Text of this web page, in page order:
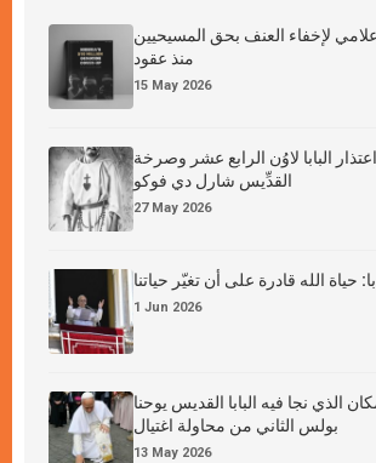
لإخفاء العنف بحق المسيحيين
منذ عقود
15 May 2026
البابا لاوُن الرابع عشر وصرخة
القدِّيس شارل دي فوكو
27 May 2026
حياة الله قادرة على أن تغيّر حياتنا
1 Jun 2026
الذي نجا فيه البابا القديس يوحنا
بولس الثاني من محاولة اغتيال
13 May 2026